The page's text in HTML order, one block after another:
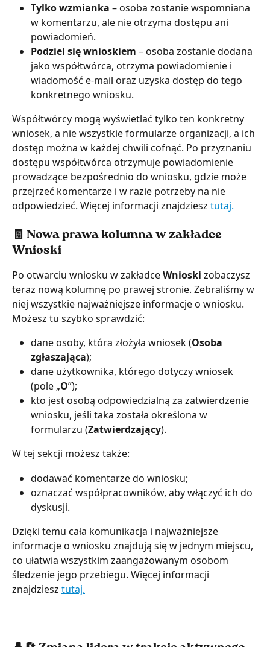
Tylko wzmianka – osoba zostanie wspomniana
w komentarzu, ale nie otrzyma dostępu ani
powiadomień.
Podziel się wnioskiem – osoba zostanie dodana
jako współtwórca, otrzyma powiadomienie i
wiadomość e-mail oraz uzyska dostęp do tego
konkretnego wniosku.
Współtwórcy mogą wyświetlać tylko ten konkretny
wniosek, a nie wszystkie formularze organizacji, a ich
dostęp można w każdej chwili cofnąć. Po przyznaniu
dostępu współtwórca otrzymuje powiadomienie
prowadzące bezpośrednio do wniosku, gdzie może
przejrzeć komentarze i w razie potrzeby na nie
odpowiedzieć. Więcej informacji znajdziesz tutaj.
🧾 Nowa prawa kolumna w zakładce
Wnioski
Po otwarciu wniosku w zakładce Wnioski zobaczysz
teraz nową kolumnę po prawej stronie. Zebraliśmy w
niej wszystkie najważniejsze informacje o wniosku.
Możesz tu szybko sprawdzić:
dane osoby, która złożyła wniosek (Osoba
zgłaszająca);
dane użytkownika, którego dotyczy wniosek
(pole „O”);
kto jest osobą odpowiedzialną za zatwierdzenie
wniosku, jeśli taka została określona w
formularzu (Zatwierdzający).
W tej sekcji możesz także:
dodawać komentarze do wniosku;
oznaczać współpracowników, aby włączyć ich do
dyskusji.
Dzięki temu cała komunikacja i najważniejsze
informacje o wniosku znajdują się w jednym miejscu,
co ułatwia wszystkim zaangażowanym osobom
śledzenie jego przebiegu. Więcej informacji
znajdziesz tutaj.